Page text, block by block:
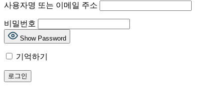
사용자명 또는 이메일 주소
비밀번호
Show Password
기억하기